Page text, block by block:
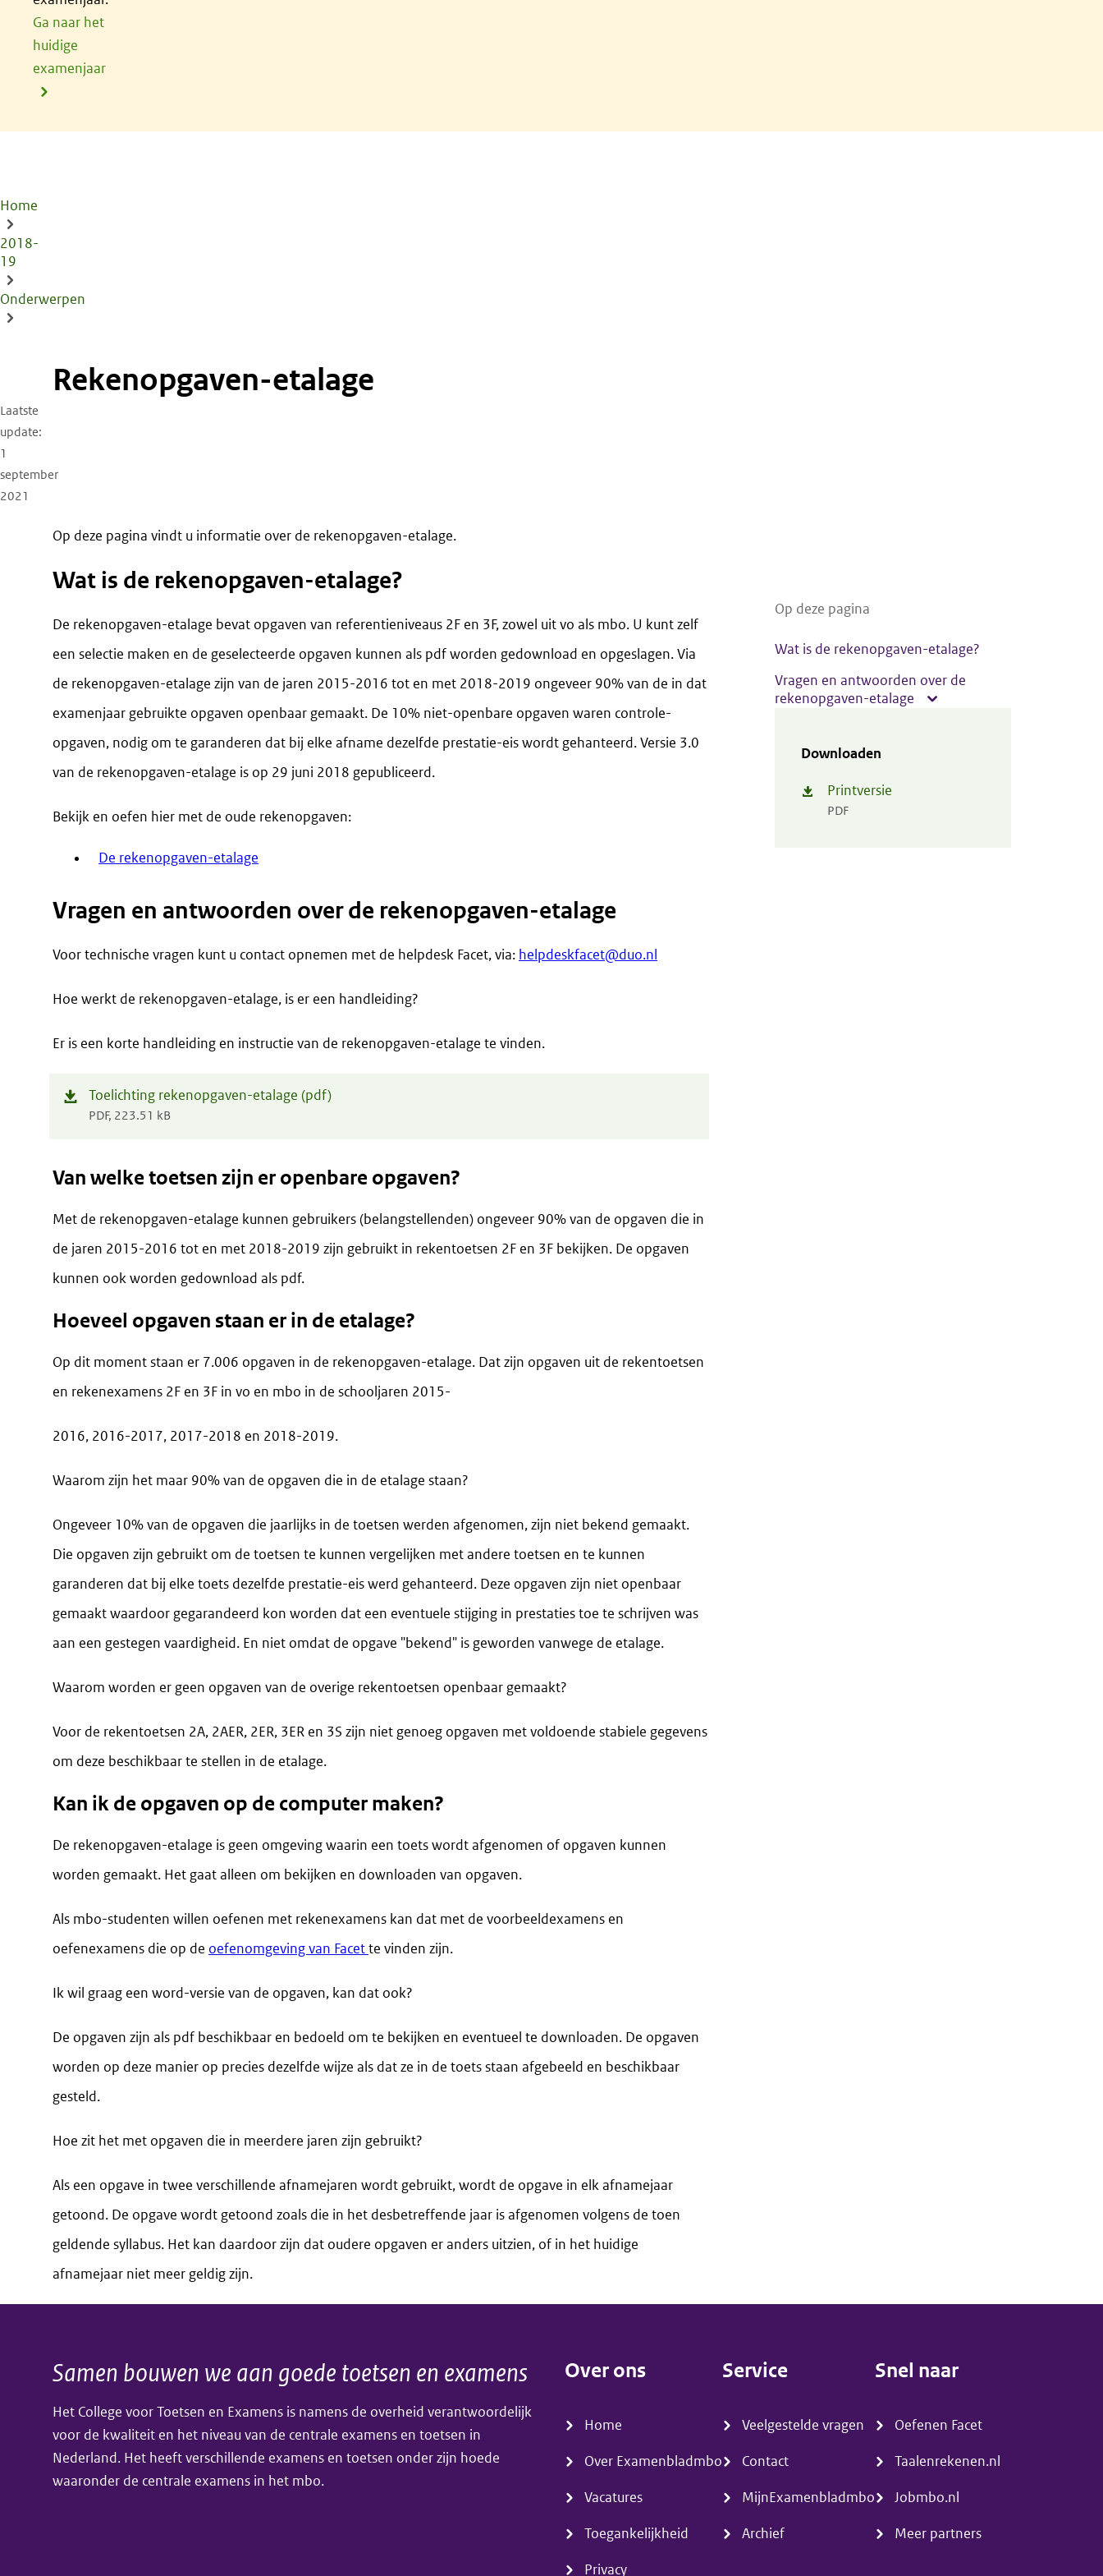
Ga naar het
huidige
examenjaar
Kruimelpad
Home
2018-
19
Onderwerpen
Rekenopgaven-etalage
Laatste
update
1
september
2021
Op deze pagina
Wat is de rekenopgaven-etalage?
Vragen en antwoorden over de
rekenopgaven-etalage
Downloaden
Printversie
PDF
Op deze pagina vindt u informatie over de rekenopgaven-etalage.
Wat is de rekenopgaven-etalage?
De rekenopgaven-etalage bevat opgaven van referentieniveaus 2F en 3F, zowel uit vo als mbo. U kunt zelf
een selectie maken en de geselecteerde opgaven kunnen als pdf worden gedownload en opgeslagen. Via
de rekenopgaven-etalage zijn van de jaren 2015-2016 tot en met 2018-2019 ongeveer 90% van de in dat
examenjaar gebruikte opgaven openbaar gemaakt. De 10% niet-openbare opgaven waren controle-
opgaven, nodig om te garanderen dat bij elke afname dezelfde prestatie-eis wordt gehanteerd. Versie 3.0
van de rekenopgaven-etalage is op 29 juni 2018 gepubliceerd.
Bekijk en oefen hier met de oude rekenopgaven:
De rekenopgaven-etalage
Vragen en antwoorden over de rekenopgaven-etalage
Voor technische vragen kunt u contact opnemen met de helpdesk Facet, via: helpdeskfacet@duo.nl
Hoe werkt de rekenopgaven-etalage, is er een handleiding?
Er is een korte handleiding en instructie van de rekenopgaven-etalage te vinden.
Toelichting rekenopgaven-etalage (pdf)
PDF, 223.51 kB
Van welke toetsen zijn er openbare opgaven?
Met de rekenopgaven-etalage kunnen gebruikers (belangstellenden) ongeveer 90% van de opgaven die in
de jaren 2015-2016 tot en met 2018-2019 zijn gebruikt in rekentoetsen 2F en 3F bekijken. De opgaven
kunnen ook worden gedownload als pdf.
Hoeveel opgaven staan er in de etalage?
Op dit moment staan er 7.006 opgaven in de rekenopgaven-etalage. Dat zijn opgaven uit de rekentoetsen
en rekenexamens 2F en 3F in vo en mbo in de schooljaren 2015-
2016, 2016-2017, 2017-2018 en 2018-2019.
Waarom zijn het maar 90% van de opgaven die in de etalage staan?
Ongeveer 10% van de opgaven die jaarlijks in de toetsen werden afgenomen, zijn niet bekend gemaakt.
Die opgaven zijn gebruikt om de toetsen te kunnen vergelijken met andere toetsen en te kunnen
garanderen dat bij elke toets dezelfde prestatie-eis werd gehanteerd. Deze opgaven zijn niet openbaar
gemaakt waardoor gegarandeerd kon worden dat een eventuele stijging in prestaties toe te schrijven was
aan een gestegen vaardigheid. En niet omdat de opgave "bekend" is geworden vanwege de etalage.
Waarom worden er geen opgaven van de overige rekentoetsen openbaar gemaakt?
Voor de rekentoetsen 2A, 2AER, 2ER, 3ER en 3S zijn niet genoeg opgaven met voldoende stabiele gegevens
om deze beschikbaar te stellen in de etalage.
Kan ik de opgaven op de computer maken?
De rekenopgaven-etalage is geen omgeving waarin een toets wordt afgenomen of opgaven kunnen
worden gemaakt. Het gaat alleen om bekijken en downloaden van opgaven.
Als mbo-studenten willen oefenen met rekenexamens kan dat met de voorbeeldexamens en
oefenexamens die op de oefenomgeving van Facette vinden zijn.
Ik wil graag een word-versie van de opgaven, kan dat ook?
De opgaven zijn als pdf beschikbaar en bedoeld om te bekijken en eventueel te downloaden. De opgaven
worden op deze manier op precies dezelfde wijze als dat ze in de toets staan afgebeeld en beschikbaar
gesteld.
Hoe zit het met opgaven die in meerdere jaren zijn gebruikt?
Als een opgave in twee verschillende afnamejaren wordt gebruikt, wordt de opgave in elk afnamejaar
getoond. De opgave wordt getoond zoals die in het desbetreffende jaar is afgenomen volgens de toen
geldende syllabus. Het kan daardoor zijn dat oudere opgaven er anders uitzien, of in het huidige
afnamejaar niet meer geldig zijn.
Algemene
informatie
Samen bouwen we aan goede toetsen en examens
Het College voor Toetsen en Examens is namens de overheid verantwoordelijk
voor de kwaliteit en het niveau van de centrale examens en toetsen in
Nederland. Het heeft verschillende examens en toetsen onder zijn hoede
waaronder de centrale examens in het mbo.
Over ons
Home
Over Examenbladmbo
Vacatures
Toegankelijkheid
Privacy
Service
Veelgestelde vragen
Contact
MijnExamenbladmbo
Archief
Snel naar
Oefenen Facet
Taalenrekenen.nl
Jobmbo.nl
Meer partners